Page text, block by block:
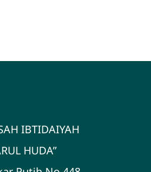
IBTIDAIYAH
HUDA”